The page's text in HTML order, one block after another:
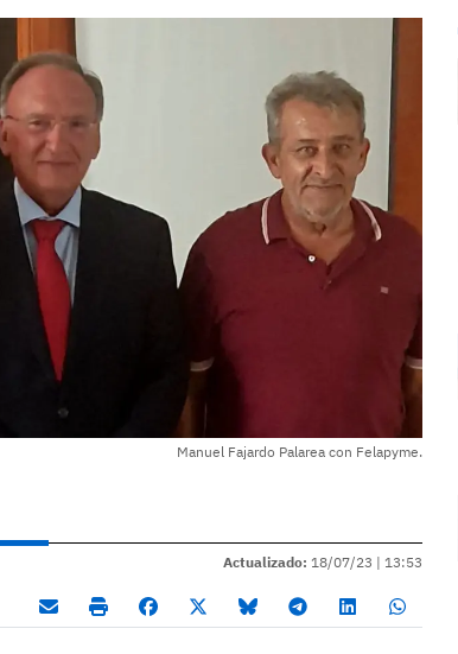
Manuel Fajardo Palarea con Felapyme.
Actualizado: 18/07/23 | 13:53